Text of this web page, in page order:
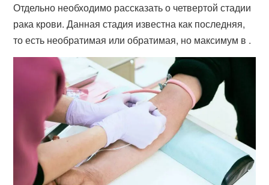
Отдельно необходимо рассказать о четвертой стадии
рака крови. Данная стадия известна как последняя,
то есть необратимая или обратимая, но максимум в .